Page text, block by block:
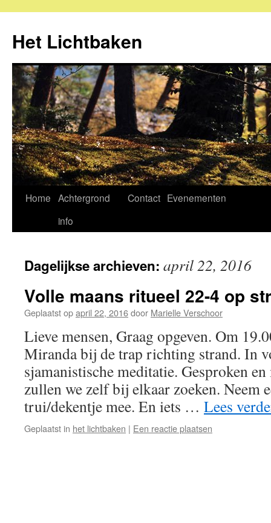
de
inhoud
Het Lichtbaken
Home Achtergrond
info
Contact Evenementen
Dagelijkse archieven: april 22, 2016
Volle maans ritueel 22-4 op
Geplaatst opapril 22, 2016door Marielle Verschoor
Lieve mensen, Graag opgeven. Om
Miranda bij de trap richting strand. In
sjamanistische meditatie. Gesproken
zullen we zelf bij elkaar zoeken. Neem
trui/dekentje mee. En iets … Lees
Geplaatst in het lichtbaken | Een reactie plaatsen